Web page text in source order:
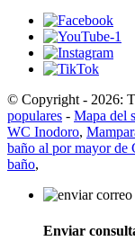
© Copyright - 2026:
populares - Mapa del
WC Inodoro,
baño al por mayor de
baño,
Enviar